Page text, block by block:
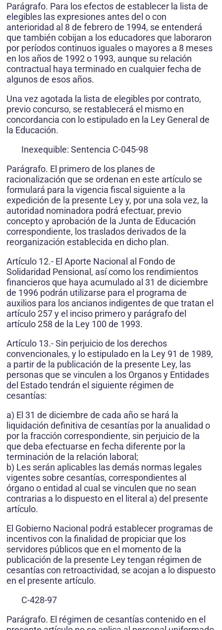
Parágrafo. Para los efectos de establecer la lista de
elegibles las expresiones antes del o con
anterioridad al 8 de febrero de 1994, se entenderá
que también cobijan a los educadores que laboraron
por períodos continuos iguales o mayores a 8 meses
en los años de 1992 o 1993, aunque su relación
contractual haya terminado en cualquier fecha de
algunos de esos años.
Una vez agotada la lista de elegibles por contrato,
previo concurso, se restablecerá el mismo en
concordancia con lo estipulado en la Ley General de
la Educación.
Inexequible: Sentencia C-045-98
Parágrafo. El primero de los planes de
racionalización que se ordenan en este artículo se
formulará para la vigencia fiscal siguiente a la
expedición de la presente Ley y, por una sola vez, la
autoridad nominadora podrá efectuar, previo
concepto y aprobación de la Junta de Educación
correspondiente, los traslados derivados de la
reorganización establecida en dicho plan.
Artículo 12.- El Aporte Nacional al Fondo de
Solidaridad Pensional, así como los rendimientos
financieros que haya acumulado al 31 de diciembre
de 1996 podrán utilizarse para el programa de
auxilios para los ancianos indigentes de que tratan el
artículo 257 y el inciso primero y parágrafo del
artículo 258 de la Ley 100 de 1993.
Artículo 13.- Sin perjuicio de los derechos
convencionales, y lo estipulado en la Ley 91 de 1989,
a partir de la publicación de la presente Ley, las
personas que se vinculen a los Organos y Entidades
del Estado tendrán el siguiente régimen de
cesantías:
a) El 31 de diciembre de cada año se hará la
liquidación definitiva de cesantías por la anualidad o
por la fracción correspondiente, sin perjuicio de la
que deba efectuarse en fecha diferente por la
terminación de la relación laboral;
b) Les serán aplicables las demás normas legales
vigentes sobre cesantías, correspondientes al
órgano o entidad al cual se vinculen que no sean
contrarias a lo dispuesto en el literal a) del presente
artículo.
El Gobierno Nacional podrá establecer programas de
incentivos con la finalidad de propiciar que los
servidores públicos que en el momento de la
publicación de la presente Ley tengan régimen de
cesantías con retroactividad, se acojan a lo dispuesto
en el presente artículo.
C-428-97
Parágrafo. El régimen de cesantías contenido en el